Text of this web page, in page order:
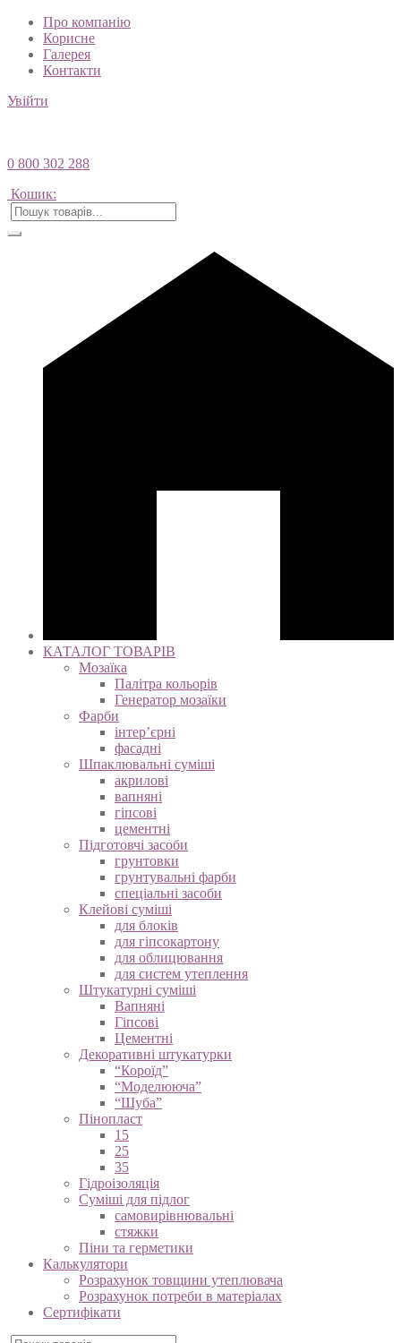
Про компанію
Корисне
Галерея
Контакти
Увійти
Кошик:
КАТАЛОГ ТОВАРІВ
Мозаїка
Палітра кольорів
Генератор мозаїки
Фарби
інтер’єрні
фасадні
Шпаклювальні суміші
акрилові
вапняні
гіпсові
цементні
Підготовчі засоби
грунтовки
грунтувальні фарби
спеціальні засоби
Клейові суміші
для блоків
для гіпсокартону
для облицювання
для систем утеплення
Штукатурні суміші
Вапняні
Гіпсові
Цементні
Декоративні штукатурки
“Короїд”
“Моделююча”
“Шуба”
Пінопласт
15
25
35
Гідроізоляція
Суміші для підлог
самовирівнювальні
стяжки
Піни та герметики
Калькулятори
Розрахунок товщини утеплювача
Розрахунок потреби в матеріалах
Сертифікати